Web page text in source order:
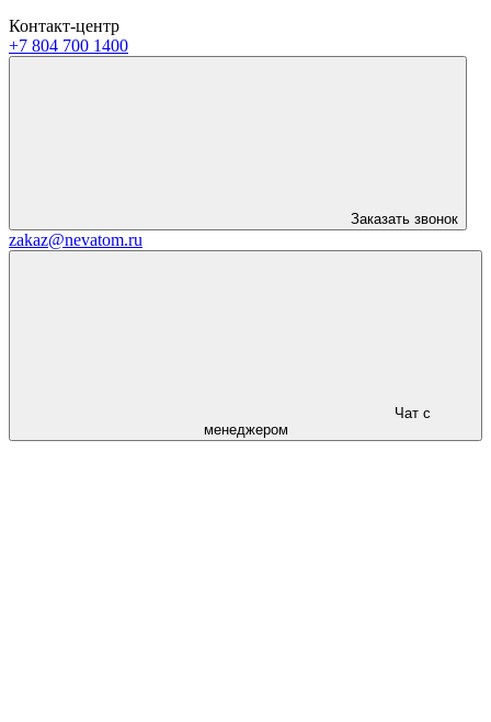
Контакт-центр
+7 804 700 1400
Заказать звонок
zakaz@nevatom.ru
Чат с
менеджером